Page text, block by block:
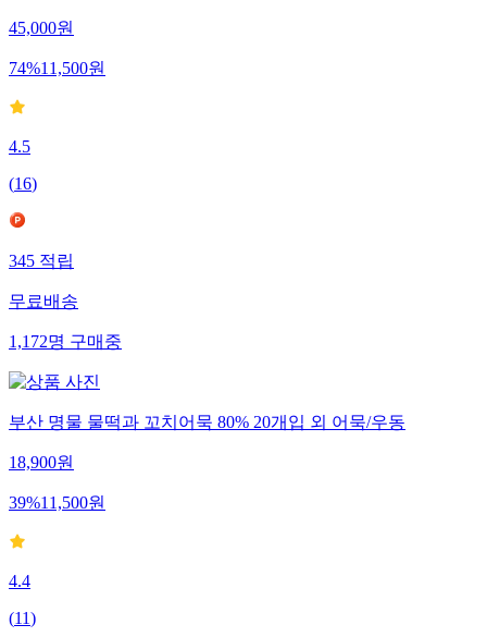
45,000원
74%11,500원
4.5
(16)
345 적립
무료배송
1,172명 구매중
부산 명물 물떡과 꼬치어묵 80% 20개입 외 어묵/우동
18,900원
39%11,500원
4.4
(11)